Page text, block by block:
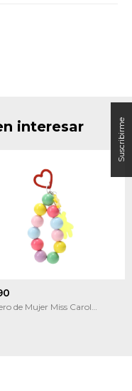
interesar
de Mujer Miss Carol